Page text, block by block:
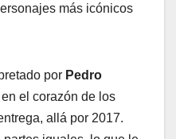
más icónicos
por Pedro
el corazón de los
allá por 2017.